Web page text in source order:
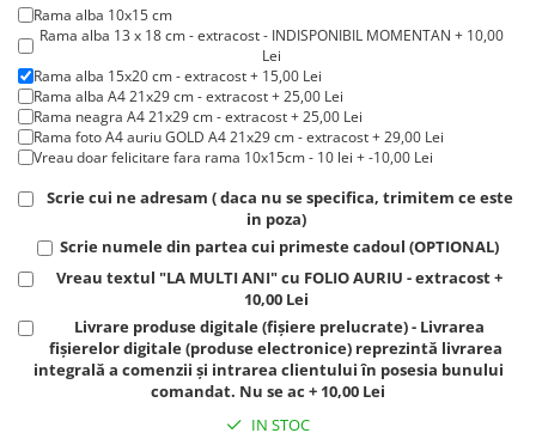
Pijamale de CRACIUN
Pijamale de dama
Pijamale de barbati
Halate si capoate
Pijamale
WINTER Collection
Halate si pijamale Family
Seturi elegante femei
Umbrele
Pijamale de copii
Pijamale BIG SIZE femei
Cadouri ocazii speciale
Rama alba 10x15 cm
Rama alba 13 x 18 cm - extracost - INDISPONIBIL MOMENTAN + 10,00
Lei
Rama alba 15x20 cm - extracost + 15,00 Lei
Rama alba A4 21x29 cm - extracost + 25,00 Lei
Rama neagra A4 21x29 cm - extracost + 25,00 Lei
Rama foto A4 auriu GOLD A4 21x29 cm - extracost + 29,00 Lei
Vreau doar felicitare fara rama 10x15cm - 10 lei + -10,00 Lei
Scrie cui ne adresam ( daca nu se specifica, trimitem ce este
in poza)
Scrie numele din partea cui primeste cadoul (OPTIONAL)
Vreau textul "LA MULTI ANI" cu FOLIO AURIU - extracost +
10,00 Lei
Livrare produse digitale (fișiere prelucrate) - Livrarea
fișierelor digitale (produse electronice) reprezintă livrarea
integrală a comenzii și intrarea clientului în posesia bunului
comandat. Nu se ac + 10,00 Lei
IN STOC